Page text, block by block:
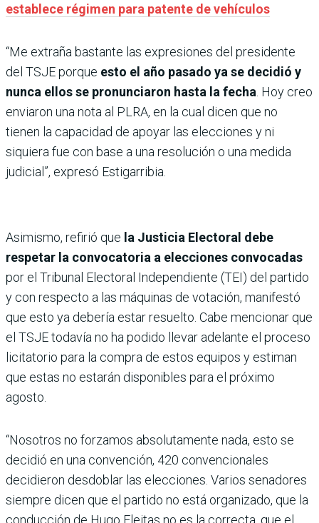
establece régimen para patente de vehículos
“Me extraña bastante las expresiones del presidente
del TSJE porque esto el año pasado ya se decidió y
nunca ellos se pronunciaron hasta la fecha . Hoy creo
enviaron una nota al PLRA, en la cual dicen que no
tienen la capacidad de apoyar las elecciones y ni
siquiera fue con base a una resolución o una medida
judicial”, expresó Estigarribia.
Asimismo, refirió que la Justicia Electoral debe
respetar la convocatoria a elecciones convocadas
por el Tribunal Electoral Independiente (TEI) del partido
y con respecto a las máquinas de votación, manifestó
que esto ya debería estar resuelto. Cabe mencionar que
el TSJE todavía no ha podido llevar adelante el proceso
licitatorio para la compra de estos equipos y estiman
que estas no estarán disponibles para el próximo
agosto.
“Nosotros no forzamos absolutamente nada, esto se
decidió en una convención, 420 convencionales
decidieron desdoblar las elecciones. Varios senadores
siempre dicen que el partido no está organizado, que la
conducción de Hugo Fleitas no es la correcta, que el